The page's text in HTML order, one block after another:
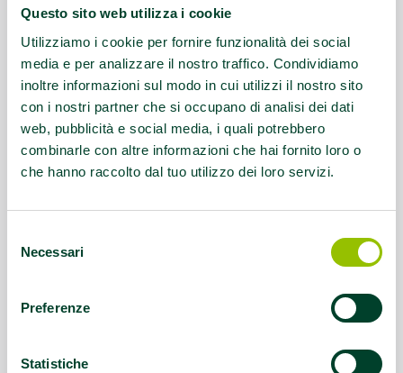
Questo sito web utilizza i cookie
Utilizziamo i cookie per fornire funzionalità dei social
media e per analizzare il nostro traffico. Condividiamo
inoltre informazioni sul modo in cui utilizzi il nostro sito
con i nostri partner che si occupano di analisi dei dati
web, pubblicità e social media, i quali potrebbero
combinarle con altre informazioni che hai fornito loro o
che hanno raccolto dal tuo utilizzo dei loro servizi.
delNecessari
Preferenze
Statistiche
18.30/19.30
Referente:forlicesena@uisp.it
Contatti:Segreteria UISP 0543/370705
o UISP-AFA 340 5490346
promuovono la salute